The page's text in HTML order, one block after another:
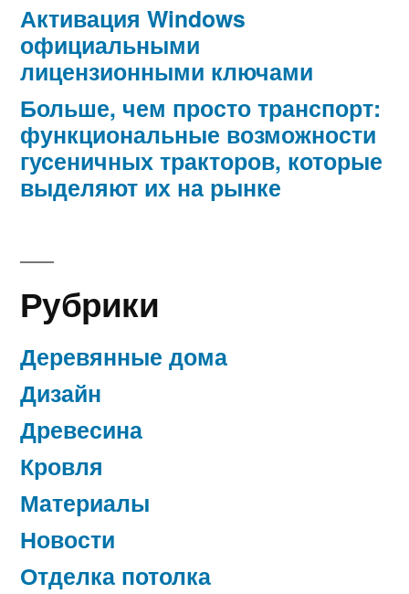
Активация Windows
официальными
лицензионными ключами
Больше, чем просто транспорт:
функциональные возможности
гусеничных тракторов, которые
выделяют их на рынке
Рубрики
Деревянные дома
Дизайн
Древесина
Кровля
Материалы
Новости
Отделка потолка